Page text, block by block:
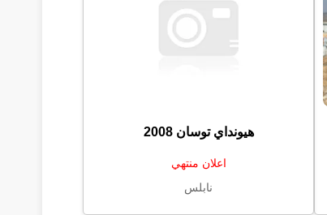
هيونداي توسان 2008
اعلان منتهي
نابلس